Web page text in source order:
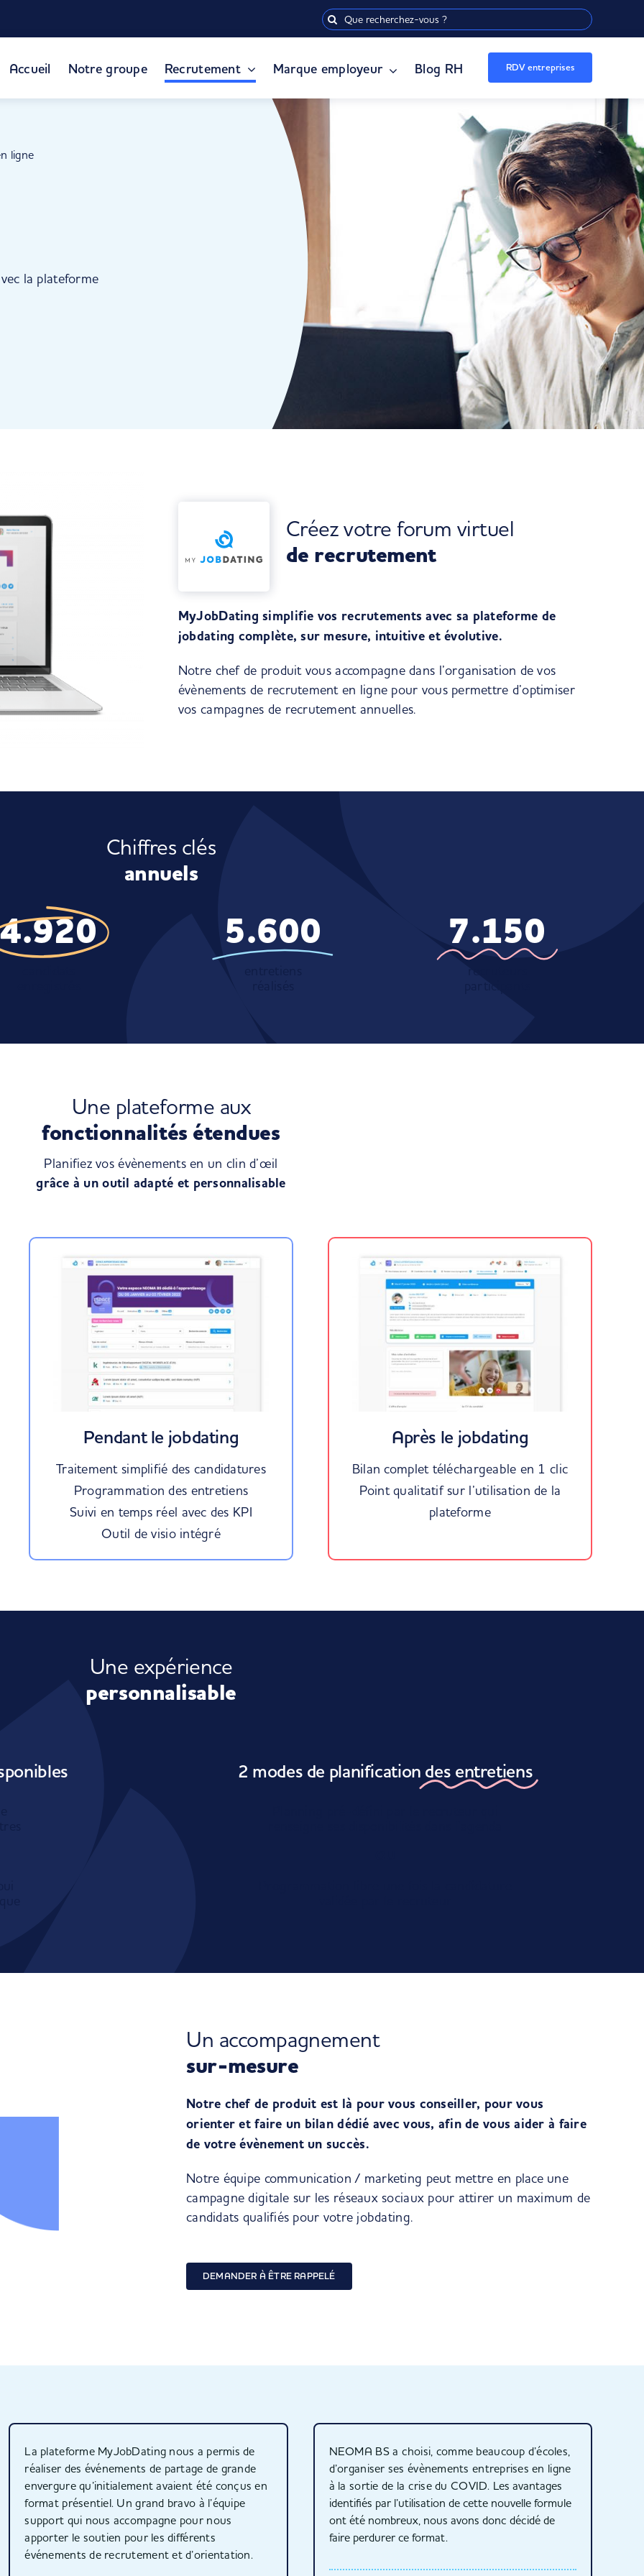
Rechercher:
Accueil Notre groupe Recrutement Marque employeur Blog RH RDV entreprises
ligne
la plateforme
Créez votre forum virtuel
de recrutement
MyJobDating simplifie vos recrutements avec sa plateforme de
jobdating complète, sur mesure, intuitive et évolutive.
Notre chef de produit vous accompagne dans l’organisation de vos
évènements de recrutement en ligne pour vous permettre d’optimiser
vos campagnes de recrutement annuelles.
Chiffres clés
annuels
4.920 5.600 7.150
Une plateforme aux
fonctionnalités étendues
Planifiez vos évènements en un clin d’œil
grâce à un outil adapté et personnalisable
Pendant le jobdating
Traitement simplifié des candidatures
Programmation des entretiens
Suivi en temps réel avec des KPI
Outil de visio intégré
Après le jobdating
Bilan complet téléchargeable en 1 clic
Point qualitatif sur l’utilisation de la
plateforme
Une expérience
personnalisable
2 modes de planification des entretiens
Un accompagnement
sur-mesure
Notre chef de produit est là pour vous conseiller, pour vous
orienter et faire un bilan dédié avec vous, afin de vous aider à faire
de votre évènement un succès.
Notre équipe communication / marketing peut mettre en place une
campagne digitale sur les réseaux sociaux pour attirer un maximum de
candidats qualifiés pour votre jobdating.
DEMANDER À ÊTRE RAPPELÉ
La plateforme MyJobDating nous a permis de
réaliser des événements de partage de grande
envergure qu’initialement avaient été conçus en
format présentiel. Un grand bravo à l’équipe
support qui nous accompagne pour nous
apporter le soutien pour les différents
événements de recrutement et d’orientation.
NEOMA BS a choisi, comme beaucoup d’écoles,
d’organiser ses évènements entreprises en ligne
à la sortie de la crise du COVID. Les avantages
identifiés par l’utilisation de cette nouvelle formule
ont été nombreux, nous avons donc décidé de
faire perdurer ce format.